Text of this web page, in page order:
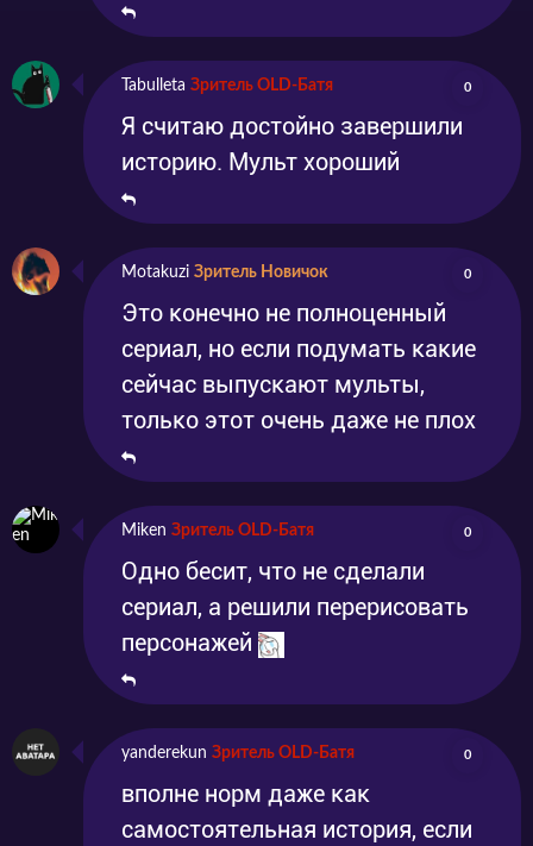
Tabulleta Зритель OLD-Батя 0
Я считаю достойно завершили
историю. Мульт хороший
Motakuzi Зритель Новичок 0
Это конечно не полноценный
сериал, но если подумать какие
сейчас выпускают мульты,
только этот очень даже не плох
Miken Зритель OLD-Батя 0
Одно бесит, что не сделали
сериал, а решили перерисовать
персонажей
yanderekun Зритель OLD-Батя 0
вполне норм даже как
самостоятельная история, если